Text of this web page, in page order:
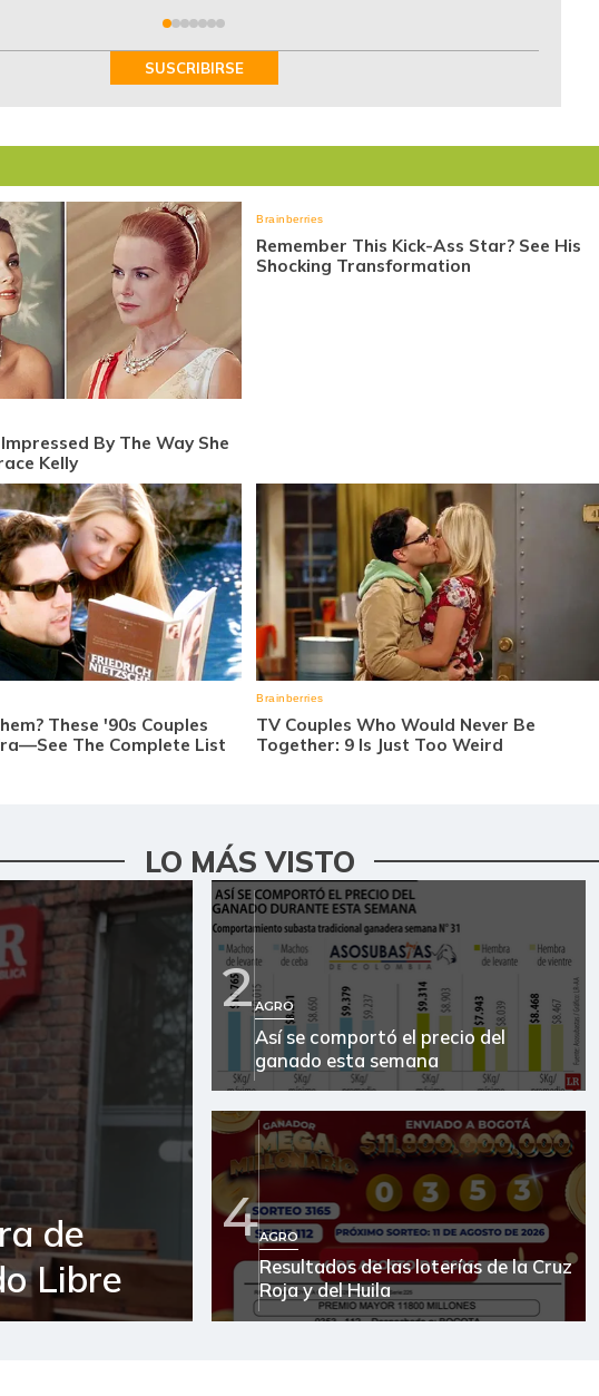
SUSCRIBIRSE
LO MÁS VISTO
de
Libre
2AGRO
Así se comportó el precio del
ganado esta semana
4AGRO
Resultados de las loterías de la Cruz
Roja y del Huila